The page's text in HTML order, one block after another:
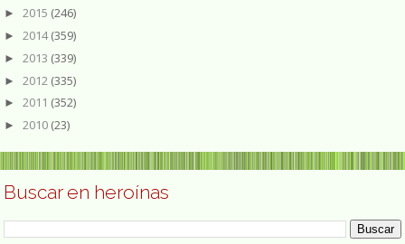
► 2015 (246)
► 2014(359)
► 2013 (339)
► 2012 (335)
► 2011 (352)
► 2010 (23)
Buscar en heroínas